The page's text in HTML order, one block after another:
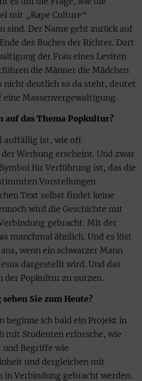
mit „Rape Culture“
sind. Der Name geht zurück auf
des Buches der Richter. Dort
der Frau eines Leviten
die Männer die Mädchen
nicht deutlich so da steht, deutet
eine Massenvergewaltigung.
auf das Thema Popkultur?
auffällig ist, wie oft
Werbung erscheint. Und zwar
für Verführung ist, das die
Vorstellungen
Text selbst findet keine
wird die Geschichte mit
gebracht. Mit der
manchmal ähnlich. Und es löst
wenn ein schwarzer Mann
dargestellt wird. Und das
der Popkultur zu nutzen.
Sie zum Heute?
beginne ich bald ein Projekt in
mit Studenten erforsche, wie
und Begriffe wie
und dergleichen mit
in Verbindung gebracht werden.